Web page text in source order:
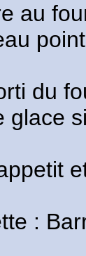
au
du
glace
: